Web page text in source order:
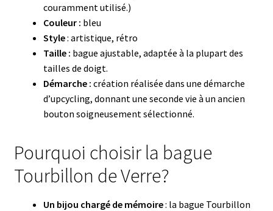
couramment utilisé.)
Couleur : bleu
Style: artistique, rétro
Taille : bague ajustable, adaptée à la plupart des
tailles de doigt.
Démarche : création réalisée dans une démarche
d’upcycling, donnant une seconde vie à un ancien
bouton soigneusement sélectionné.
Pourquoi choisir la bague
Tourbillon de Verre?
Un bijou chargé de mémoire: la bague Tourbillon